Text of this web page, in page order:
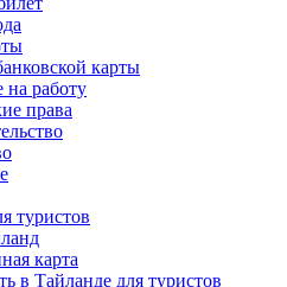
карты
на работу
права
туристов
карта
в Тайланде для туристов